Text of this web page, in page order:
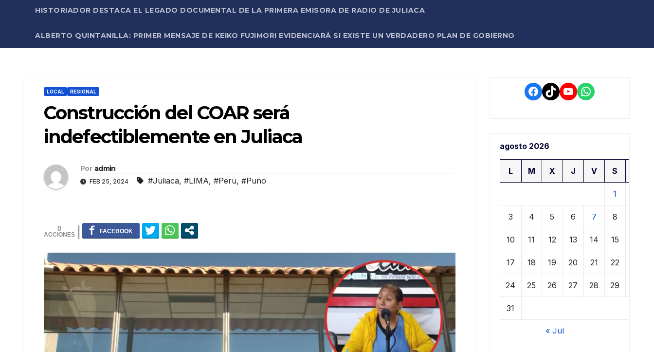
HISTORIADOR DESTACA EL LEGADO DOCUMENTAL DE LA PRIMERA EMISORA DE RADIO DE JULIACA
ALBERTO QUINTANILLA: PRIMER MENSAJE DE KEIKO FUJIMORI EVIDENCIARÁ SI EXISTE UN VERDADERO PLAN DE GOBIERNO
LOCAL REGIONAL
Construcción del COAR será
indefectiblemente en Juliaca
Por admin
FEB 25, 2024 #Juliaca, #LIMA, #Peru, #Puno
0
Facebook
TikTokYouTube
WhatsApp
agosto 2026
L M X J V S
1
3 4 5 6 7 8
10 11 12 13 14 15
17 18 19 20 21 22
24 25 26 27 28 29
31
« Jul